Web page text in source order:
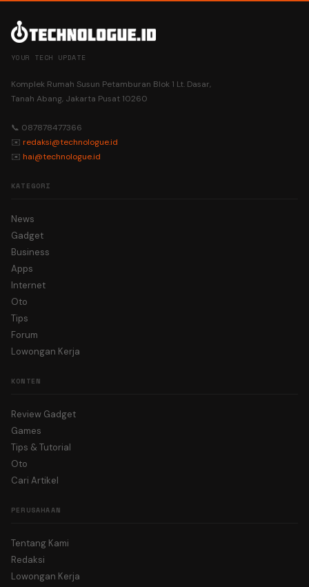
YOUR TECH UPDATE
Komplek Rumah Susun Petamburan Blok 1 Lt. Dasar,
Tanah Abang, Jakarta Pusat 10260
📞 087878477366
✉️ redaksi@technologue.id
✉️ hai@technologue.id
KATEGORI
News
Gadget
Business
Apps
Internet
Oto
Tips
Forum
Lowongan Kerja
KONTEN
Review Gadget
Games
Tips & Tutorial
Oto
Cari Artikel
PERUSAHAAN
Tentang Kami
Redaksi
Lowongan Kerja